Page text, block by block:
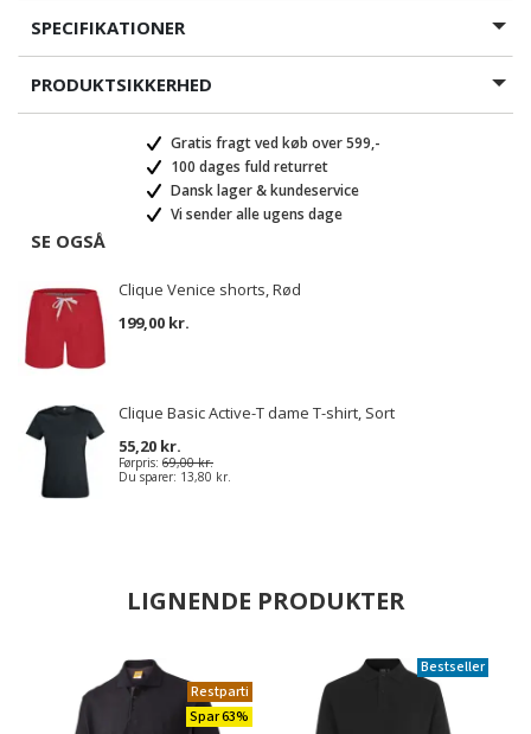
SPECIFIKATIONER
PRODUKTSIKKERHED
Gratis fragt ved køb over 599,-
100 dages fuld returret
Dansk lager & kundeservice
Vi sender alle ugens dage
SE OGSÅ
Clique Venice shorts, Rød
199,00 kr.
Clique Basic Active-T dame T-shirt, Sort
55,20 kr.
Førpris: 69,00 kr.
Du sparer: 13,80 kr.
LIGNENDE PRODUKTER
Restparti
Spar 63%
Bestseller